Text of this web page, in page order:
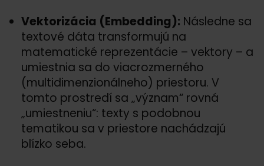
Vektorizácia (Embedding): Následne sa
textové dáta transformujú na
matematické reprezentácie – vektory – a
umiestnia sa do viacrozmerného
(multidimenzionálneho) priestoru. V
tomto prostredí sa „význam“ rovná
„umiestneniu“: texty s podobnou
tematikou sa v priestore nachádzajú
blízko seba.